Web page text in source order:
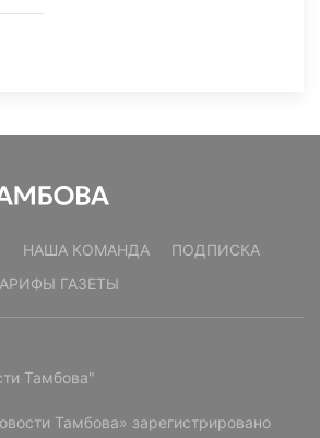
НАША КОМАНДА
ПОДПИСКА
ГАЗЕТЫ
Тамбова"
Тамбова» зарегистрировано